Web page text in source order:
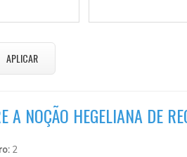
A NOÇÃO HEGELIANA DE
2